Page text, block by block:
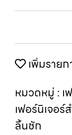
เพิ่มรายก
หมวดหมู่ : เ
เฟอร์นิเจอร์
ลิ้นชัก